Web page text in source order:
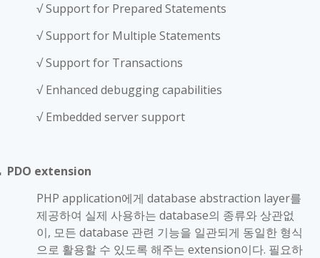
√Support for Prepared Statements
√Support for Multiple Statements
√Support for Transactions
√Enhanced debugging capabilities
√Embedded server support
PDO extension
PHP application에게 database abstraction layer를
제공하여 실제 사용하는 database의 종류와 상관없
이, 모든 database 관련 기능을 일관되게 동일한 형식
으로 활용할 수 있도록 해주는 extension이다. 필요하